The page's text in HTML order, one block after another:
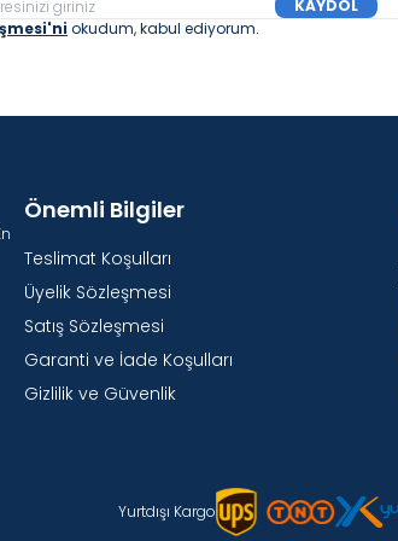
KAYDOL
okudum, kabul ediyorum.
Önemli Bilgiler
Teslimat Koşulları
Üyelik Sözleşmesi
Satış Sözleşmesi
Garanti ve İade Koşulları
Gizlilik ve Güvenlik
Yurtdışı Kargo